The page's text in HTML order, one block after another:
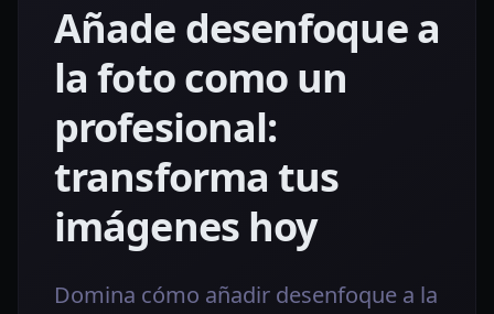
Añade desenfoque a
la foto como un
profesional:
transforma tus
imágenes hoy
Domina cómo añadir desenfoque a la